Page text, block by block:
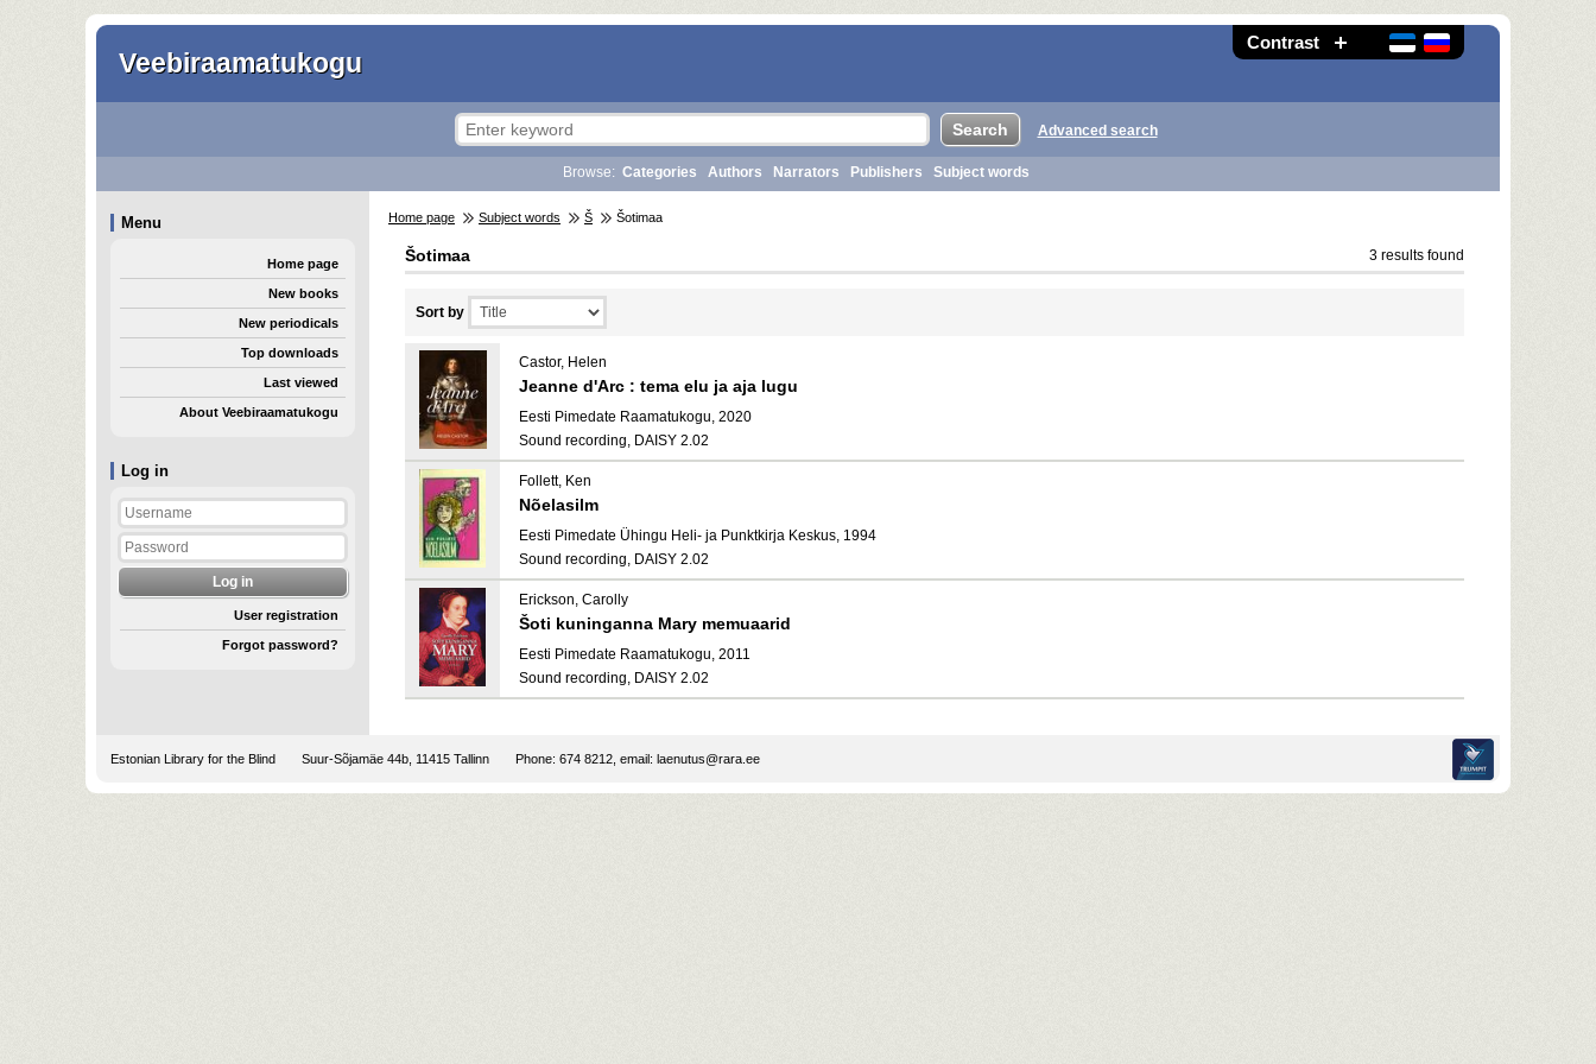
Contrast
Veebiraamatukogu
Log in
User registration
Forgot password?
Advanced search
Browse: Categories Authors Narrators Publishers Subject words
Menu
Home page
New books
New periodicals
Top downloads
Last viewed
About Veebiraamatukogu
Home page Subject words Š Šotimaa
Šotimaa 3 results found
Sort by
Castor, Helen
Jeanne d'Arc : tema elu ja aja lugu
Eesti Pimedate Raamatukogu, 2020
Sound recording, DAISY 2.02
Follett, Ken
Nõelasilm
Eesti Pimedate Ühingu Heli- ja Punktkirja Keskus, 1994
Sound recording, DAISY 2.02
Erickson, Carolly
Šoti kuninganna Mary memuaarid
Eesti Pimedate Raamatukogu, 2011
Sound recording, DAISY 2.02
Estonian Library for the Blind Suur-Sõjamäe 44b, 11415 Tallinn Phone: 674 8212, email: laenutus@rara.ee